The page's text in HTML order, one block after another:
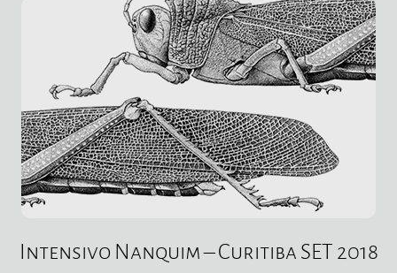
Intensivo Nanquim – Curitiba SET 2018